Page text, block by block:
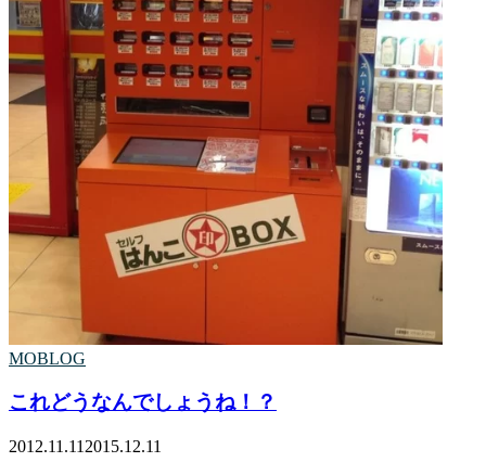
MOBLOG
これどうなんでしょうね！？
2012.11.11 2015.12.11